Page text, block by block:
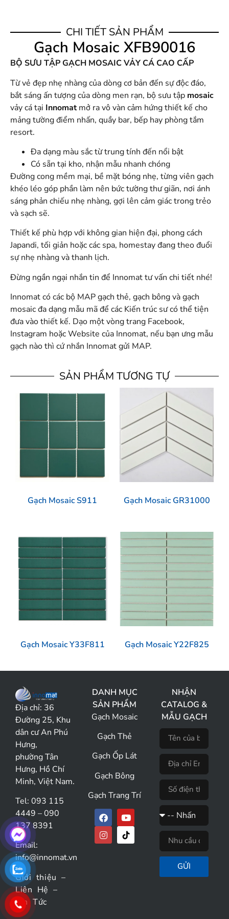
CHI TIẾT SẢN PHẨM
Gạch Mosaic XFB90016
BỘ SƯU TẬP GẠCH MOSAIC VẢY CÁ CAO CẤP
Từ vẻ đẹp nhẹ nhàng của dòng cơ bản đến sự độc đáo,
bắt sáng ấn tượng của dòng men rạn, bộ sưu tập mosaic
vảy cá tại Innomatmở ra vô vàn cảm hứng thiết kế cho
mảng tường điểm nhấn, quầy bar, bếp hay phòng tắm
resort.
Đa dạng màu sắc từ trung tính đến nổi bật
Có sẵn tại kho, nhận mẫu nhanh chóng
Đường cong mềm mại, bề mặt bóng nhẹ, từng viên gạch
khéo léo góp phần làm nên bức tường thư giãn, nơi ánh
sáng phản chiếu nhẹ nhàng, gợi lên cảm giác trong trẻo
và sạch sẽ.
Thiết kế phù hợp với không gian hiện đại, phong cách
Japandi, tối giản hoặc các spa, homestay đang theo đuổi
sự nhẹ nhàng và thanh lịch.
Đừng ngần ngại nhắn tin để Innomat tư vấn chi tiết nhé!
Innomat có các bộ MAP gạch thẻ, gạch bông và gạch
mosaic đa dạng mẫu mã để các Kiến trúc sư có thể tiện
đưa vào thiết kế. Dạo một vòng trang Facebook,
Instagram hoặc Website của Innomat, nếu bạn ưng mẫu
gạch nào thì cứ nhắn Innomat gửi MAP.
SẢN PHẨM TƯƠNG TỰ
Gạch Mosaic S911 Gạch Mosaic GR31000
Gạch Mosaic Y33F811 Gạch Mosaic Y22F825
Địa chỉ: 36
Đường 25, Khu
dân cư An Phú
Hưng,
phường Tân
Hưng, Hồ Chí
Minh, Việt Nam.
Tel: 093 115
4449 – 090
137 8391
Email:
info@innomat.vn
Giới thiệu –
Liên Hệ –
Tin Tức
DANH MỤC
SẢN PHẨM
Gạch Mosaic
Gạch Thẻ
Gạch Ốp Lát
Gạch Bông
Gạch Trang Trí
NHẬN
CATALOG &
MẪU GẠCH
GỬI